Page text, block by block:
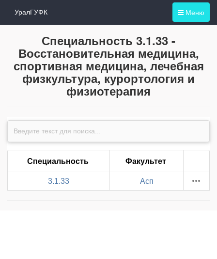
Меню
УралГУФК
Специальность 3.1.33 -
Восстановительная медицина,
спортивная медицина, лечебная
физкультура, курортология и
физиотерапия
Специальность Факультет
3.1.33 Асп